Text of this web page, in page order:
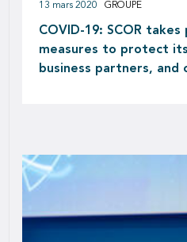
COVID-19: SCOR
measures to protect
business partners, and
13 mars 2020 GROUPE